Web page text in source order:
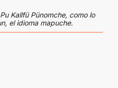
Kallfü Pünomche, como lo
el idioma mapuche.